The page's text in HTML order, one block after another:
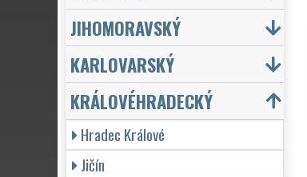
JIHOMORAVSKÝ
KARLOVARSKÝ
KRÁLOVÉHRADECKÝ
Hradec Králové
Jičín